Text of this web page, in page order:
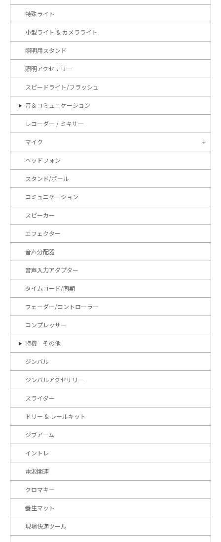
特殊ライト
小型ライト & カメラライト
照明用スタンド
照明アクセサリー
スピードライト/フラッシュ
音＆コミュニケーション
レコーダー / ミキサー
マイク
ヘッドフォン
スタンド/ポール
コミュニケーション
スピーカー
エフェクター
音声分配器
音声入力アダプター
タイムコード/同期
フェーダー/コントローラー
コンプレッサー
特機 その他
ジンバル
ジンバルアクセサリー
スライダー
ドリー & レールキット
ジブアーム
イントレ
電源関連
クロマキー
養生マット
現場快適ツール